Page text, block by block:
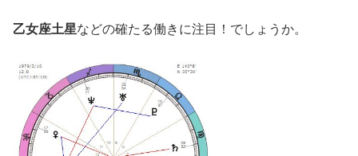
乙女座土星などの確たる働きに注目！でしょうか。